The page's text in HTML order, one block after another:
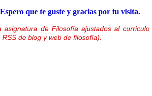
que te guste y gracias por tu visita.
de Filosofía ajustados al
de blog y web de filosofía).